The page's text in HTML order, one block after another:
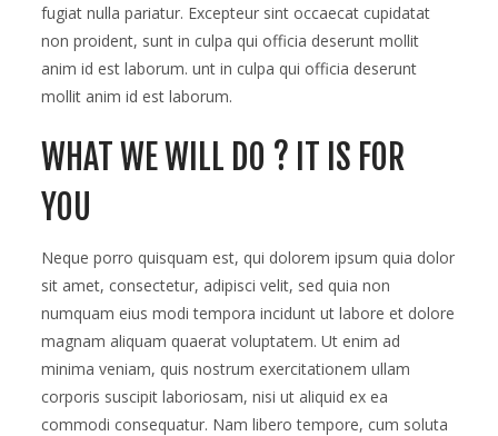
fugiat nulla pariatur. Excepteur sint occaecat cupidatat
non proident, sunt in culpa qui officia deserunt mollit
anim id est laborum. unt in culpa qui officia deserunt
mollit anim id est laborum.
WHAT WE WILL DO ? IT IS FOR
YOU
Neque porro quisquam est, qui dolorem ipsum quia dolor
sit amet, consectetur, adipisci velit, sed quia non
numquam eius modi tempora incidunt ut labore et dolore
magnam aliquam quaerat voluptatem. Ut enim ad
minima veniam, quis nostrum exercitationem ullam
corporis suscipit laboriosam, nisi ut aliquid ex ea
commodi consequatur. Nam libero tempore, cum soluta